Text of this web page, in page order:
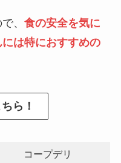
、 食の安全を気に
は特におすすめの
ら！
コープデリ